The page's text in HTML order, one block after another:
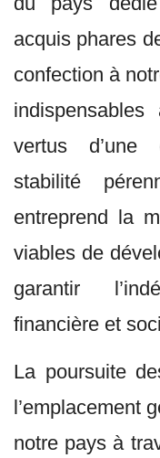
acquis phares
confection à
vertus d’une
stabilité
entreprend la
viables de
garantir
financière et
La poursuite
l’emplacement
notre pays à